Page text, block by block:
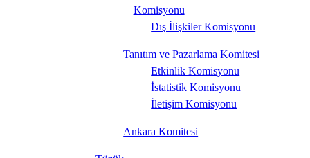
Komisyonu
Dış İlişkiler Komisyonu
Tanıtım ve Pazarlama Komitesi
Etkinlik Komisyonu
İstatistik Komisyonu
İletişim Komisyonu
Ankara Komitesi